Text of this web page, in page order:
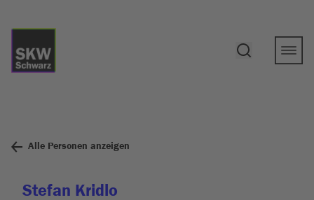
Alle Personen anzeigen
Stefan Kridlo